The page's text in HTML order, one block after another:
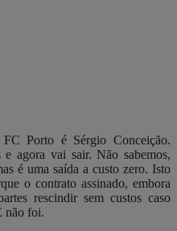
Porto é Sérgio Conceição.
agora vai sair. Não sabemos,
é uma saída a custo zero. Isto
o contrato assinado, embora
rescindir sem custos caso
não foi.